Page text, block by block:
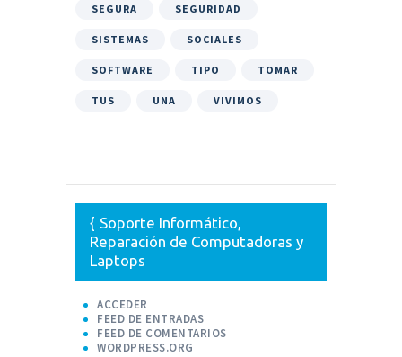
SEGURA SEGURIDAD
SISTEMAS SOCIALES
SOFTWARE TIPO TOMAR
TUS UNA VIVIMOS
Soporte Informático,
Reparación de Computadoras y
Laptops
ACCEDER
FEED DE ENTRADAS
FEED DE COMENTARIOS
WORDPRESS.ORG